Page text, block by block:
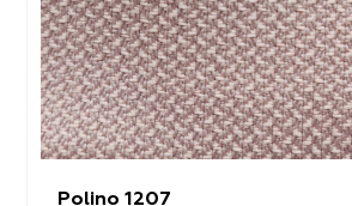
Polino 1207